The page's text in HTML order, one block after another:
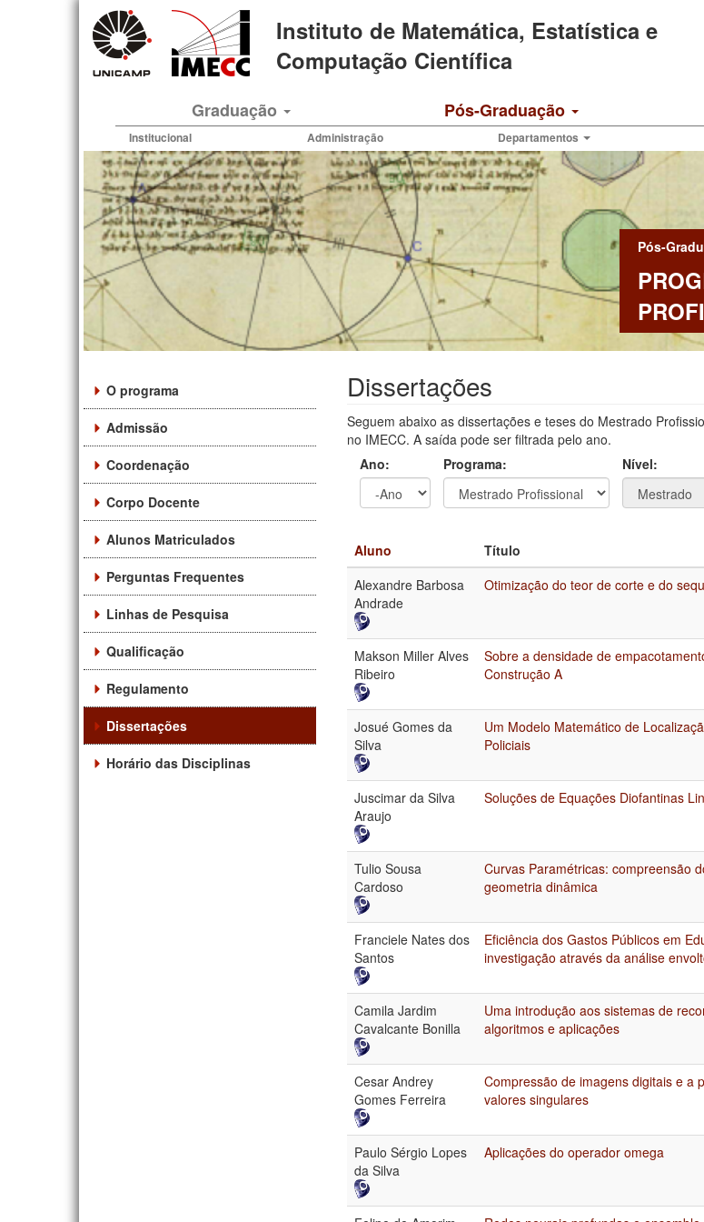
Instituto de Matemática, Estatística e
Computação Científica
Graduação Pós-Graduação
Institucional Administração Departamentos
Pós-
O programa
Admissão
Coordenação
Corpo Docente
Alunos Matriculados
Perguntas Frequentes
Linhas de Pesquisa
Qualificação
Regulamento
Dissertações
Horário das Disciplinas
Dissertações
Seguem abaixo as dissertações e teses do Mestrado
no IMECC. A saída pode ser filtrada pelo ano.
Ano:
Programa: Nível:
Aluno Título
Alexandre Barbosa
Andrade
Otimização do teor de corte e do
Makson Miller Alves
Ribeiro
Sobre a densidade de
Construção A
Josué Gomes da
Silva
Um Modelo Matemático de
Policiais
Juscimar da Silva
Araujo
Soluções de Equações Diofantinas
Tulio Sousa
Cardoso
Curvas Paramétricas: compreensão
geometria dinâmica
Franciele Nates dos
Santos
Eficiência dos Gastos Públicos em
investigação através da análise
Camila Jardim
Cavalcante Bonilla
Uma introdução aos sistemas de
algoritmos e aplicações
Cesar Andrey
Gomes Ferreira
Compressão de imagens digitais e a
valores singulares
Paulo Sérgio Lopes
da Silva
Aplicações do operador omega